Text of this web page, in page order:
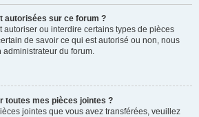
autorisées sur ce forum ?
autoriser ou interdire certains types de pièces
de savoir ce qui est autorisé ou non, nous
administrateur du forum.
toutes mes pièces jointes ?
jointes que vous avez transférées, veuillez